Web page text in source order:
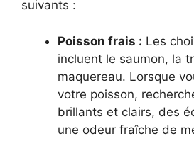
suivants :
Poisson frais : Les
incluent le saumon, la
maquereau. Lorsque
votre poisson,
brillants et clairs, des
une odeur fraîche de